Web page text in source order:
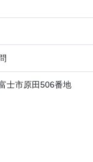
士市原田506番地